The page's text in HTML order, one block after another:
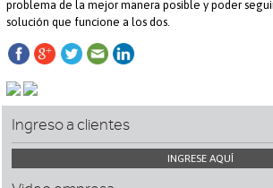
problema de la mejor manera posible y poder
solución que funcione a los dos.
Ingreso a clientes
INGRESE AQUÍ